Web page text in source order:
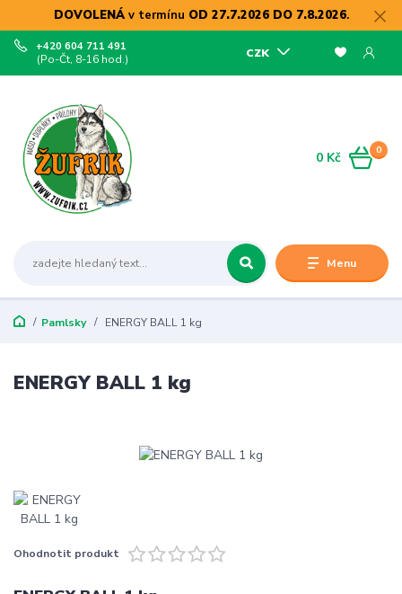
DOVOLENÁv termínu OD 27.7.2026 DO 7.8.2026.
Menu
CZK
+420 604 711 491
(Po-Čt, 8-16 hod.)
0
0 Kč
Pamlsky ENERGY BALL 1 kg
ENERGY BALL 1 kg
Ohodnotit produkt